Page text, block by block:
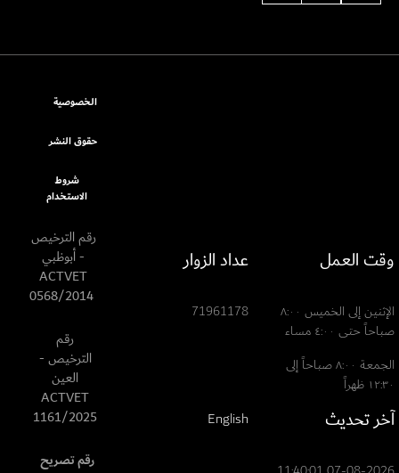
وقت العمل
الإثنين إلى الخميس ٨:٠٠
صباحاً حتى ٤:٠٠ مساء
الجمعة ٨:٠٠ صباحاً إلى
١٢:٣٠ ظهراً
عداد الزوار
71961178
آخر تحديث English
الخصوصية
حقوق النشر
شروط
الاستخدام
رقم الترخيص
- أبوظبي
ACTVET
0568/2014
رقم
الترخيص -
العين
ACTVET
1161/2025
رقم تصريح